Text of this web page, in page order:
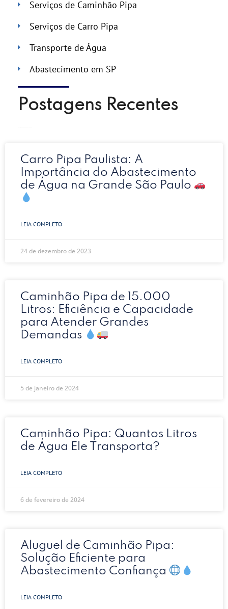
Serviços de Caminhão Pipa
Serviços de Carro Pipa
Transporte de Água
Abastecimento em SP
Postagens Recentes
Carro Pipa Paulista: A
Importância do Abastecimento
de Água na Grande São Paulo
LEIA COMPLETO
24 de dezembro de 2023
Caminhão Pipa de 15.000
Litros: Eficiência e Capacidade
para Atender Grandes
Demandas
LEIA COMPLETO
5 de janeiro de 2024
Caminhão Pipa: Quantos Litros
de Água Ele Transporta?
LEIA COMPLETO
6 de fevereiro de 2024
Aluguel de Caminhão Pipa:
Solução Eficiente para
Abastecimento Confiança
LEIA COMPLETO